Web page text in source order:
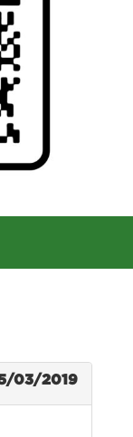
03/2019